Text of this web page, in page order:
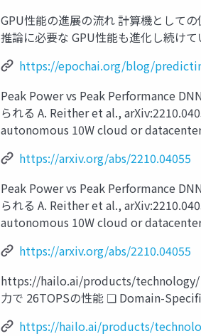
GPU性能の進展の流れ 計算機として
推論に必要な GPU性能も進化し続け
https://epochai.org/blog/
Peak Power vs Peak Performance
られる A. Reither et al.,
autonomous 10W cloud or
https://arxiv.org/abs/2210.04055
Peak Power vs Peak Performance
られる A. Reither et al.,
autonomous 10W cloud or datacenter
https://arxiv.org/abs/2210.04055
https://hailo.ai/products/technology/
力で 26TOPSの性能 ❏ Domain-
https://hailo.ai/products/